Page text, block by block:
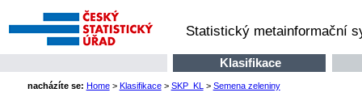
Statistický metainformační
Klasifikace
nacházíte se: Home> Klasifikace> SKP_KL > Semena zeleniny